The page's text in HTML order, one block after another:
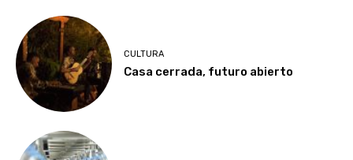
CULTURA
Casa cerrada, futuro abierto